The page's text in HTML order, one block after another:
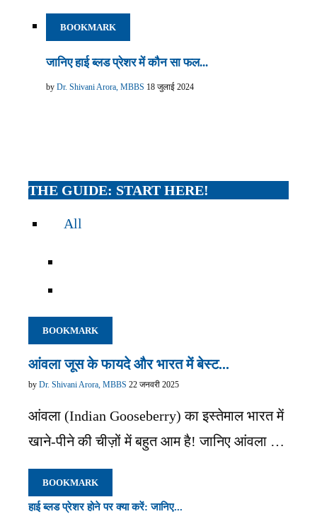
BOOKMARK
जानिए हाई ब्लड प्रेशर में कौन सा फल...
by Dr. Shivani Arora, MBBS 18 जुलाई 2024
THE GUIDE: START HERE!
All
BOOKMARK
आंवला जूस के फायदे और भारत में बेस्ट...
by Dr. Shivani Arora, MBBS 22 जनवरी 2025
आंवला (Indian Gooseberry) का इस्तेमाल भारत में
खाने-पीने की चीज़ों में बहुत आम है! जानिए आंवला …
BOOKMARK
हाई ब्लड प्रेशर होने पर क्या करें: जानिए...